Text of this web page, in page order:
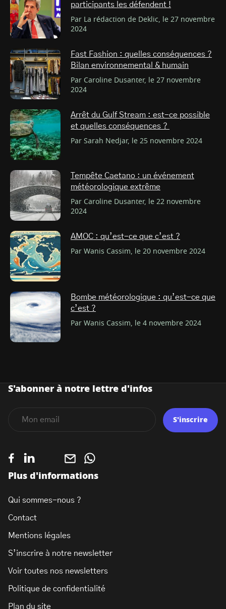
participants les défendent !
Par La rédaction de Deklic, le 27 novembre
2024
Fast Fashion : quelles conséquences ?
Bilan environnemental & humain
Par Caroline Dusanter, le 27 novembre
2024
Arrêt du Gulf Stream : est-ce possible
et quelles conséquences ?
Par Sarah Nedjar, le 25 novembre 2024
Tempête Caetano : un événement
météorologique extrême
Par Caroline Dusanter, le 22 novembre
2024
AMOC : qu’est-ce que c’est ?
Par Wanis Cassim, le 20 novembre 2024
Bombe météorologique : qu’est-ce que
c’est ?
Par Wanis Cassim, le 4 novembre 2024
Plus d'informations
Qui sommes-nous ?
Contact
Mentions légales
S’inscrire à notre newsletter
Voir toutes nos newsletters
Politique de confidentialité
Plan du site
S'abonner à notre lettre d'infos
S'inscrire